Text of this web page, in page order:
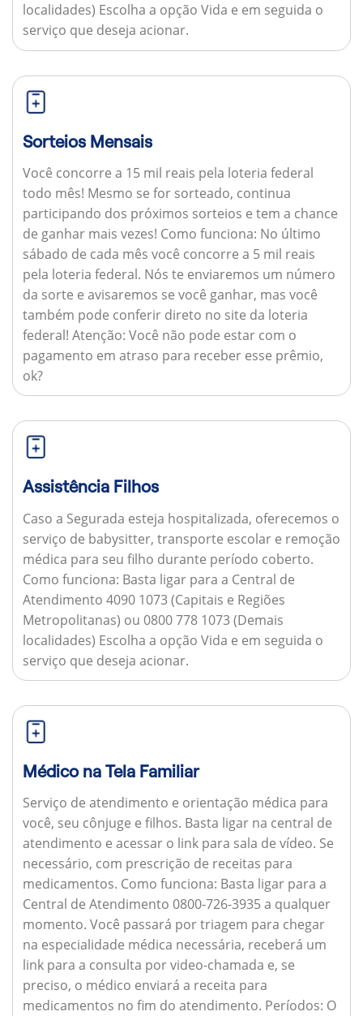
localidades) Escolha a opção Vida e em seguida o
serviço que deseja acionar.
Sorteios Mensais
Você concorre a 15 mil reais pela loteria federal
todo mês! Mesmo se for sorteado, continua
participando dos próximos sorteios e tem a chance
de ganhar mais vezes! Como funciona: No último
sábado de cada mês você concorre a 5 mil reais
pela loteria federal. Nós te enviaremos um número
da sorte e avisaremos se você ganhar, mas você
também pode conferir direto no site da loteria
federal! Atenção: Você não pode estar com o
pagamento em atraso para receber esse prêmio,
ok?
Assistência Filhos
Caso a Segurada esteja hospitalizada, oferecemos o
serviço de babysitter, transporte escolar e remoção
médica para seu filho durante período coberto.
Como funciona: Basta ligar para a Central de
Atendimento 4090 1073 (Capitais e Regiões
Metropolitanas) ou 0800 778 1073 (Demais
localidades) Escolha a opção Vida e em seguida o
serviço que deseja acionar.
Médico na Tela Familiar
Serviço de atendimento e orientação médica para
você, seu cônjuge e filhos. Basta ligar na central de
atendimento e acessar o link para sala de vídeo. Se
necessário, com prescrição de receitas para
medicamentos. Como funciona: Basta ligar para a
Central de Atendimento 0800-726-3935 a qualquer
momento. Você passará por triagem para chegar
na especialidade médica necessária, receberá um
link para a consulta por video-chamada e, se
preciso, o médico enviará a receita para
medicamentos no fim do atendimento. Períodos: O